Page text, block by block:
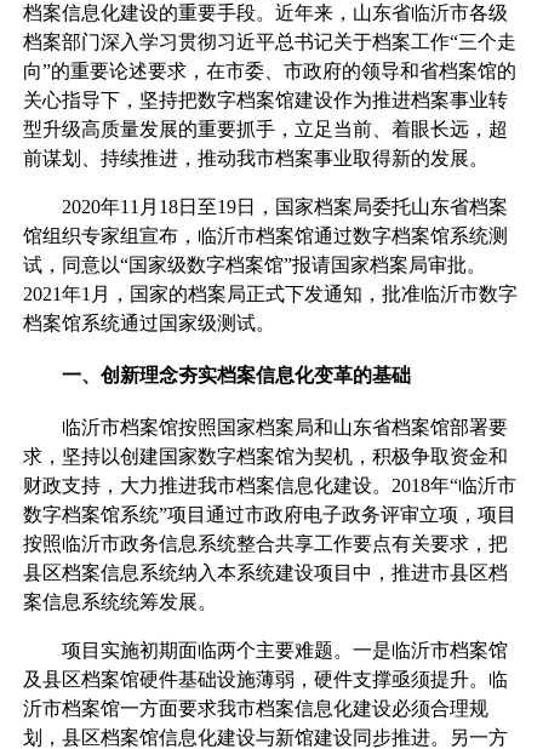
档案信息化建设的重要手段。近年来，山东省临沂市各级
档案部门深入学习贯彻习近平总书记关于档案工作“三个走
向”的重要论述要求，在市委、市政府的领导和省档案馆的
关心指导下，坚持把数字档案馆建设作为推进档案事业转
型升级高质量发展的重要抓手，立足当前、着眼长远，超
前谋划、持续推进，推动我市档案事业取得新的发展。
2020年11月18日至19日，国家档案局委托山东省档案
馆组织专家组宣布，临沂市档案馆通过数字档案馆系统测
试，同意以“国家级数字档案馆”报请国家档案局审批。
2021年1月，国家的档案局正式下发通知，批准临沂市数字
档案馆系统通过国家级测试。
一、创新理念夯实档案信息化变革的基础
临沂市档案馆按照国家档案局和山东省档案馆部署要
求，坚持以创建国家数字档案馆为契机，积极争取资金和
财政支持，大力推进我市档案信息化建设。2018年“临沂市
数字档案馆系统”项目通过市政府电子政务评审立项，项目
按照临沂市政务信息系统整合共享工作要点有关要求，把
县区档案信息系统纳入本系统建设项目中，推进市县区档
案信息系统统筹发展。
项目实施初期面临两个主要难题。一是临沂市档案馆
及县区档案馆硬件基础设施薄弱，硬件支撑亟须提升。临
沂市档案馆一方面要求我市档案信息化建设必须合理规
划，县区档案馆信息化建设与新馆建设同步推进。另一方